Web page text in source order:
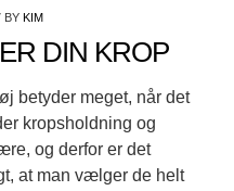
BY KIM
DIN KROP
betyder meget, når det
kropsholdning og
og derfor er det
at man vælger de helt